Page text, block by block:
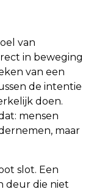
van
in beweging
van een
de intentie
doen.
mensen
maar
slot. Een
deur die niet